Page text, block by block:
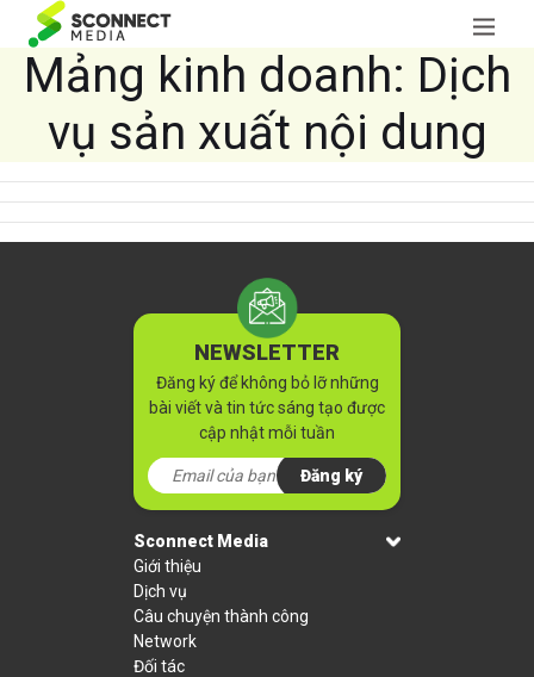
Mảng kinh doanh: Dịch
vụ sản xuất nội dung
NEWSLETTER
Đăng ký để không bỏ lỡ những
bài viết và tin tức sáng tạo được
cập nhật mỗi tuần
Đăng ký
Sconnect Media
Giới thiệu
Dịch vụ
Câu chuyện thành công
Network
Đối tác